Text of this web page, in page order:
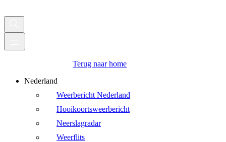
Terug naar home
Nederland
Weerbericht Nederland
Hooikoortsweerbericht
Neerslagradar
Weerflits